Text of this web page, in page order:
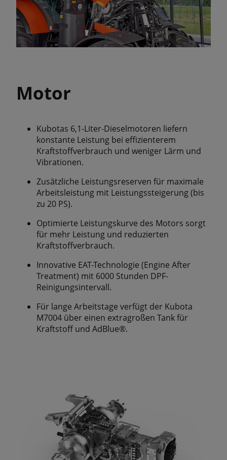
Motor
Kubotas 6,1-Liter-Dieselmotoren liefern
konstante Leistung bei effizienterem
Kraftstoffverbrauch und weniger Lärm und
Vibrationen.
Zusätzliche Leistungsreserven für maximale
Arbeitsleistung mit Leistungssteigerung (bis
zu 20 PS).
Optimierte Leistungskurve des Motors sorgt
für mehr Leistung und reduzierten
Kraftstoffverbrauch.
Innovative EAT-Technologie (Engine After
Treatment) mit 6000 Stunden DPF-
Reinigungsintervall.
Für lange Arbeitstage verfügt der Kubota
M7004 über einen extragroßen Tank für
Kraftstoff und AdBlue®.